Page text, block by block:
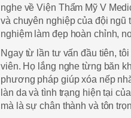
nghe về Viện Thẩm Mỹ V
và chuyên nghiệp của đội ngũ
nghiệm làm đẹp hoàn chỉnh,
Ngay từ lần tư vấn đầu tiên,
viên. Họ lắng nghe từng băn
phương pháp giúp xóa nếp
làn da và tình trạng hiện tại
mà là sự chân thành và tôn